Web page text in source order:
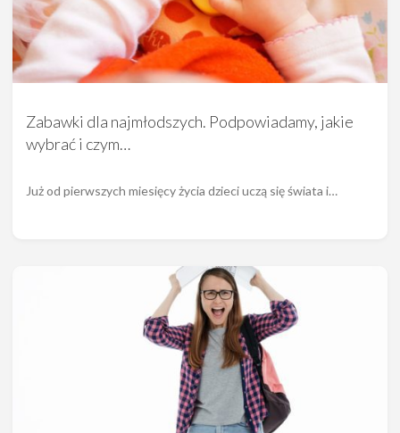
Zabawki dla najmłodszych. Podpowiadamy, jakie
wybrać i czym…
Już od pierwszych miesięcy życia dzieci uczą się świata i…